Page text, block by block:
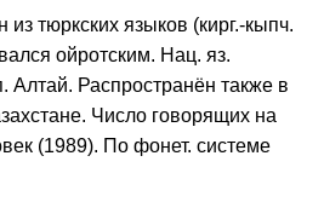
из тюркских языков (кирг.-кыпч.
ойротским. Нац. яз.
Алтай. Распространён также в
Число говорящих на
(1989). По фонет. системе